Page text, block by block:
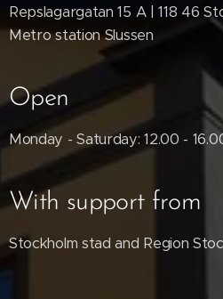
Repslagargatan 15 A | 118 46
Metro station Slussen
Open
Monday - Saturday: 12.00 -
With support from
Stockholm stad and Region